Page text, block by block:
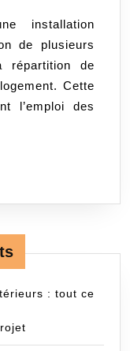
?
de plusieurs
répartition de
Cette
l’emploi des
: tout ce